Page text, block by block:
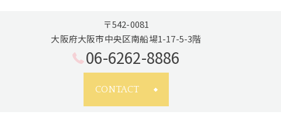
〒542-0081
大阪府大阪市中央区南船場1-17-5-3階
06-6262-8886
CONTACT